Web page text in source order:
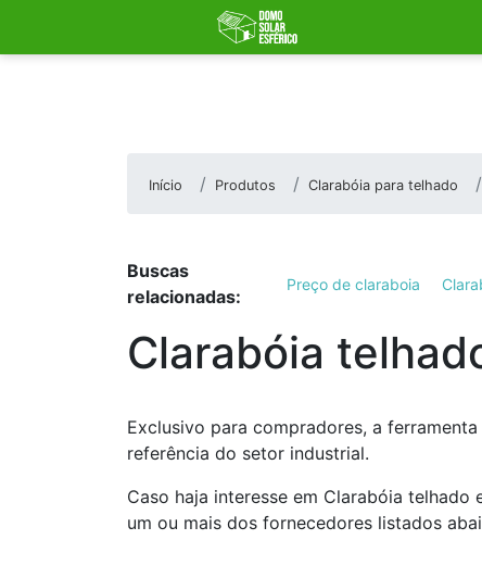
Início Produtos Clarabóia para telhado
Buscas
relacionadas:
Preço de claraboia
Clarabóia
Exclusivo para compradores, a
referência do setor industrial.
Caso haja interesse em Clarabóia
um ou mais dos fornecedores listados